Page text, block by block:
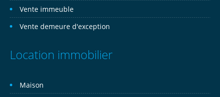
Vente immeuble
Vente demeure d'exception
Location immobilier
Maison